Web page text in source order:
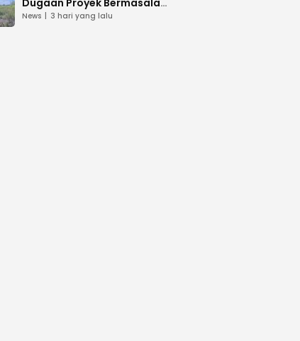
PUPR Kalteng
News 3 hari yang lalu